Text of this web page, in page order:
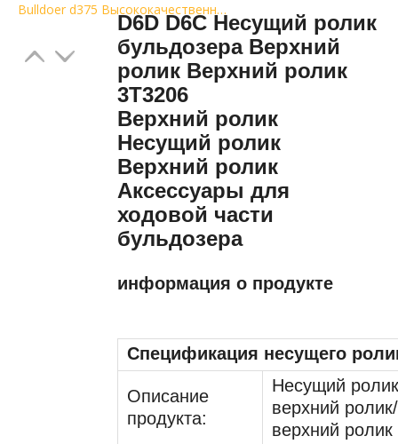
Bulldoer d375 Высококачественный верхний ролик Верхний ролик Несущий ролик по конкурентоспособной цене
D6D D6C Несущий ролик
бульдозера Верхний
ролик Верхний ролик
3T3206
Верхний ролик
Несущий ролик
Верхний ролик
Аксессуары для
ходовой части
бульдозера
информация о продукте
Спецификация несущего
Описание
продукта:
Несущий
верхний ролик/
верхний ролик